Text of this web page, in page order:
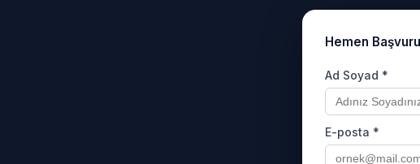
Hemen
Ad Soyad *
E-posta *